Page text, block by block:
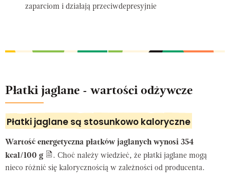
zaparciom i działają przeciwdepresyjnie
Płatki jaglane - wartości odżywcze
Płatki jaglane są stosunkowo kaloryczne
Wartość energetyczna płatków jaglanych wynosi 354
kcal/100 g
. Choć należy wiedzieć, że płatki jaglane mogą
nieco różnić się kalorycznością w zależności od producenta.